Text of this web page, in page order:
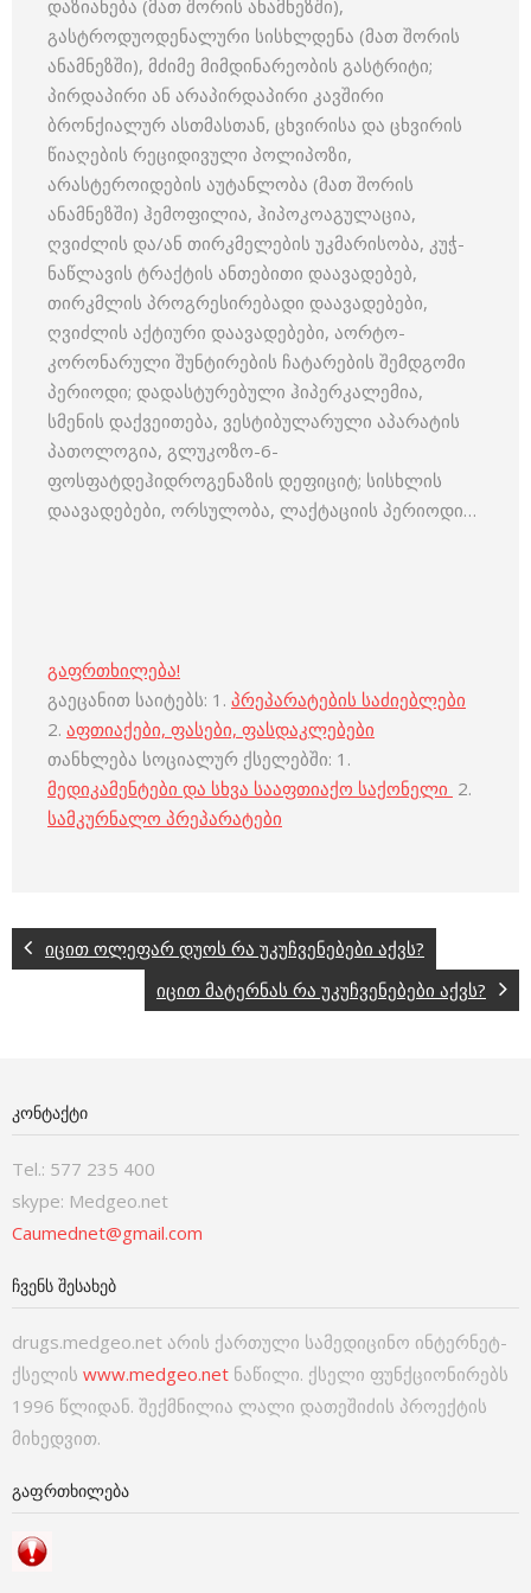
დაზიანება (მათ შორის ანამნეზში),
გასტროდუოდენალური სისხლდენა (მათ შორის
ანამნეზში), მძიმე მიმდინარეობის გასტრიტი;
პირდაპირი ან არაპირდაპირი კავშირი
ბრონქიალურ ასთმასთან, ცხვირისა და ცხვირის
წიაღების რეციდივული პოლიპოზი,
არასტეროიდების აუტანლობა (მათ შორის
ანამნეზში) ჰემოფილია, ჰიპოკოაგულაცია,
ღვიძლის და/ან თირკმელების უკმარისობა, კუჭ-
ნაწლავის ტრაქტის ანთებითი დაავადებებ,
თირკმლის პროგრესირებადი დაავადებები,
ღვიძლის აქტიური დაავადებები, აორტო-
კორონარული შუნტირების ჩატარების შემდგომი
პერიოდი; დადასტურებული ჰიპერკალემია,
სმენის დაქვეითება, ვესტიბულარული აპარატის
პათოლოგია, გლუკოზო-6-
ფოსფატდეჰიდროგენაზის დეფიციტ; სისხლის
დაავადებები, ორსულობა, ლაქტაციის პერიოდი…
გაფრთხილება!
გაეცანით საიტებს: 1. პრეპარატების საძიებლები
2. აფთიაქები, ფასები, ფასდაკლებები
თანხლება სოციალურ ქსელებში: 1.
მედიკამენტები და სხვა სააფთიაქო საქონელი 2.
სამკურნალო პრეპარატები
იცით ოლეფარ დუოს რა უკუჩვენებები აქვს?
იცით მატერნას რა უკუჩვენებები აქვს?
ᲙᲝᲜᲢᲐᲥᲢᲘ
Tel.: 577 235 400
skype: Medgeo.net
Caumednet@gmail.com
ᲩᲕᲔᲜᲡ ᲨᲔᲡᲐᲮᲔᲑ
drugs.medgeo.net არის ქართული სამედიცინო ინტერნეტ-
ქსელის www.medgeo.net ნაწილი. ქსელი ფუნქციონირებს
1996 წლიდან. შექმნილია ლალი დათეშიძის პროექტის
მიხედვით.
ᲒᲐᲤᲠᲗᲮᲘᲚᲔᲑᲐ